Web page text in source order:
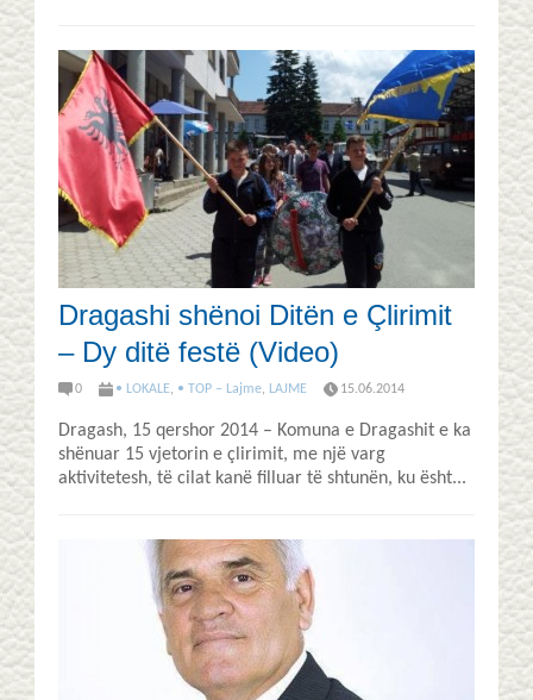
Dragashi shënoi Ditën e Çlirimit
– Dy ditë festë (Video)
0 • LOKALE, • TOP – Lajme, LAJME 15.06.2014
Dragash, 15 qershor 2014 – Komuna e Dragashit e ka
shënuar 15 vjetorin e çlirimit, me një varg
aktivitetesh, të cilat kanë filluar të shtunën, ku ësht...